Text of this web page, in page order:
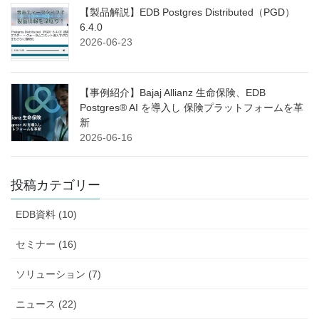
【製品解説】EDB Postgres Distributed（PGD）
6.4.0
2026-06-23
【事例紹介】Bajaj Allianz 生命保険、EDB
Postgres® AI を導入し 保険プラットフォームを革
新
2026-06-16
投稿カテゴリー
EDB資料 (10)
セミナー (16)
ソリューション (7)
ニュース (22)